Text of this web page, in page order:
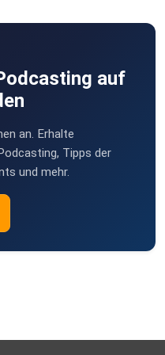
auf
an. Erhalte
Tipps der
und mehr.